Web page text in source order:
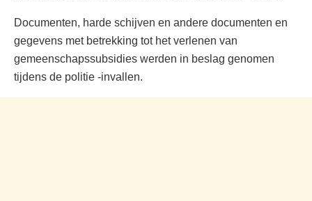
Documenten, harde schijven en andere documenten en
gegevens met betrekking tot het verlenen van
gemeenschapssubsidies werden in beslag genomen
tijdens de politie -invallen.